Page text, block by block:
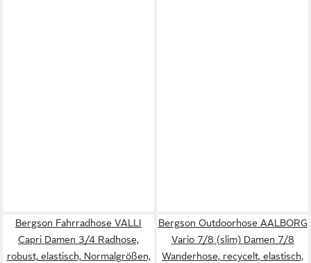
Bergson Fahrradhose VALLI
Capri Damen 3/4 Radhose,
robust, elastisch, Normalgrößen,
Bergson Outdoorhose AALBORG
Vario 7/8 (slim) Damen 7/8
Wanderhose, recycelt, elastisch,